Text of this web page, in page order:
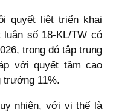
quyết liệt triển khai
số 18-KL/TW có
trong đó tập trung
với quyết tâm cao
trưởng 11%.
nhiên, với vị thế là